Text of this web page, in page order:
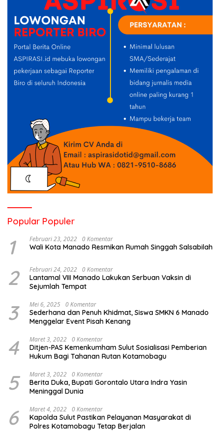
Popular Populer
1 Februari 23, 2022 0 Komentar
Wali Kota Manado Resmikan Rumah Singgah Salsabilah
2 Februari 24, 2022 0 Komentar
Lantamal VIII Manado Lakukan Serbuan Vaksin di
Sejumlah Tempat
3 Mei 6, 2025 0 Komentar
Sederhana dan Penuh Khidmat, Siswa SMKN 6 Manado
Menggelar Event Pisah Kenang
4 Maret 3, 2022 0 Komentar
Ditjen-PAS Kemenkumham Sulut Sosialisasi Pemberian
Hukum Bagi Tahanan Rutan Kotamobagu
5 Maret 3, 2022 0 Komentar
Berita Duka, Bupati Gorontalo Utara Indra Yasin
Meninggal Dunia
6 Maret 4, 2022 0 Komentar
Kapolda Sulut Pastikan Pelayanan Masyarakat di
Polres Kotamobagu Tetap Berjalan